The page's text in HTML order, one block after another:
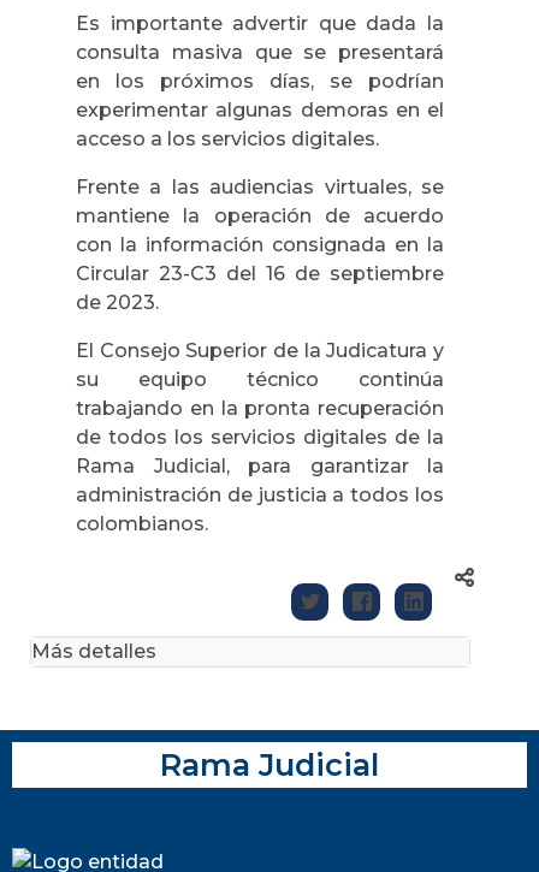
Es importante advertir que dada la
consulta masiva que se presentará
en los próximos días, se podrían
experimentar algunas demoras en el
acceso a los servicios digitales.
Frente a las audiencias virtuales, se
mantiene la operación de acuerdo
con la información consignada en la
Circular 23-C3 del 16 de septiembre
de 2023.
El Consejo Superior de la Judicatura y
su equipo técnico continúa
trabajando en la pronta recuperación
de todos los servicios digitales de la
Rama Judicial, para garantizar la
administración de justicia a todos los
colombianos.
Más detalles
Rama Judicial